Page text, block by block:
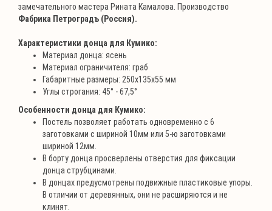
замечательного мастера Рината Камалова. Производство
Фабрика Петроградъ (Россия).
Характеристики донца для Кумико:
Материал донца: ясень
Материал ограничителя: граб
Габаритные размеры: 250х135х55 мм
Углы строгания: 45° - 67,5°
Особенности донца для Кумико:
Постель позволяет работать одновременно с 6
заготовками с шириной 10мм или 5-ю заготовками
шириной 12мм.
В борту донца просверлены отверстия для фиксации
донца струбцинами.
В донцах предусмотрены подвижные пластиковые упоры.
В отличии от деревянных, они не расширяются и не
клинят.